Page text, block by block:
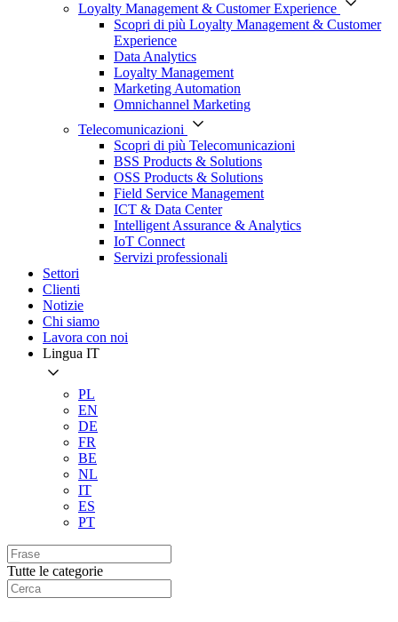
Loyalty Management & Customer Experience
Scopri di più Loyalty Management & Customer
Experience
Data Analytics
Loyalty Management
Marketing Automation
Omnichannel Marketing
Telecomunicazioni
Scopri di più Telecomunicazioni
BSS Products & Solutions
OSS Products & Solutions
Field Service Management
ICT & Data Center
Intelligent Assurance & Analytics
IoT Connect
Servizi professionali
Settori
Clienti
Notizie
Chi siamo
Lavora con noi
Lingua IT
PL
EN
DE
FR
BE
NL
IT
ES
PT
Tutte le categorie